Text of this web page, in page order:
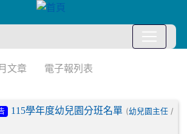
文章 電子報列表
115學年度幼兒園分班名單 (幼兒園主任/